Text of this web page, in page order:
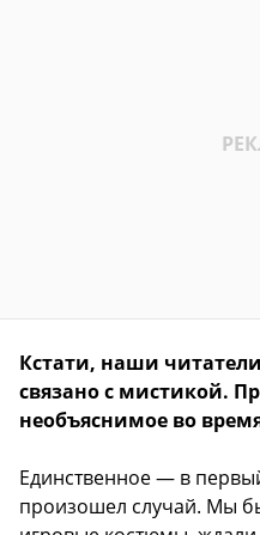
Кстати, наши
связано с мистикой.
необъяснимое во
Единственное — в
произошел случай. Мы